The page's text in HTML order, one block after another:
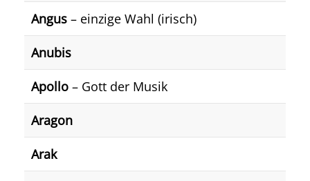
Angus – einzige Wahl (irisch)
Anubis
Apollo – Gott der Musik
Aragon
Arak